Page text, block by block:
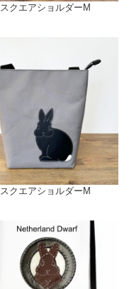
スクエアショルダーM
スクエアショルダーM